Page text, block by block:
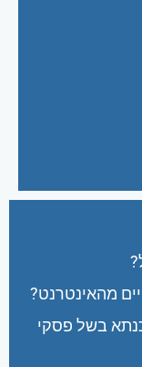
מהאינטרנט?
בשל פסקי